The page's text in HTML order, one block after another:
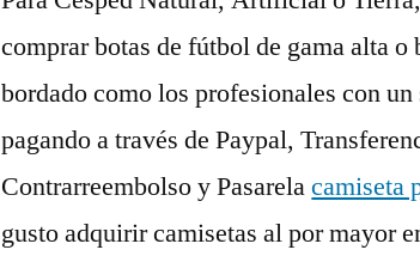
comprar botas de fútbol de gama alta o
bordado como los profesionales con
pagando a través de Paypal,
Contrarreembolso y Pasarelacamiseta
gusto adquirir camisetas al por mayor